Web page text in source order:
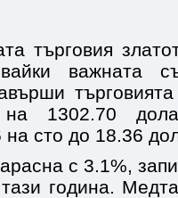
търговия
важната
на 1302.70
сто до 18.36
с 3.1%,
година.